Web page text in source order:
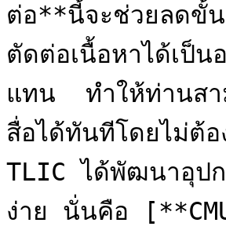
ต่อ**นี้จะช่วยลดขั้น
ตัดต่อเนื้อหาได้เ
แทน  ทำให้ท่านสา
สื่อได้ทันทีโดยไม่ต้
TLIC ได้พัฒนาอุปก
ง่าย นั่นคือ